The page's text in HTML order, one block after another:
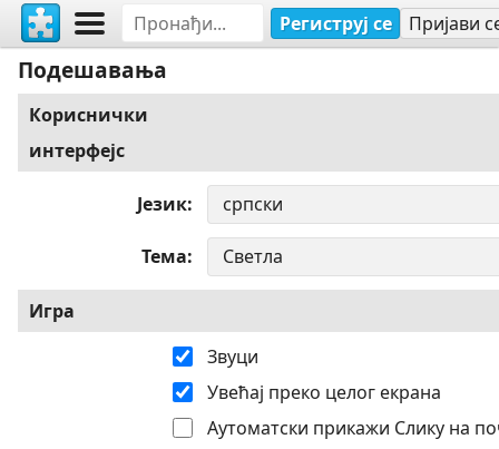
Региструј се Пријави
Подешавања
Кориснички
интерфејс
Језик
Тема
Игра
Звуци
Увећај преко целог екрана
Аутоматски прикажи Слику на